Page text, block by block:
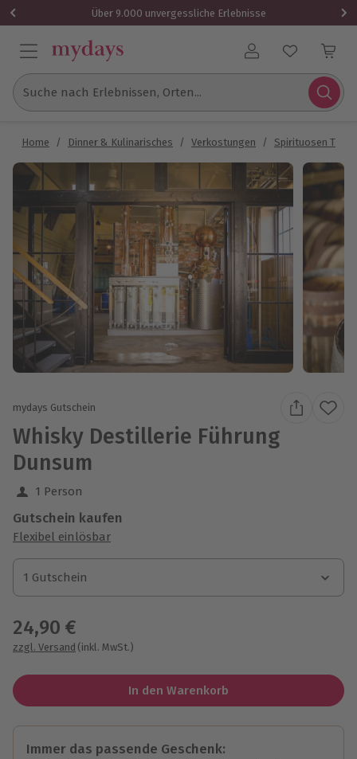
Über 9.000 unvergessliche Erlebnisse
Benutzerkonto
Suche nach Erlebnissen, Orten...
Home / Dinner & Kulinarisches / Verkostungen / Spirituosen
mydays Gutschein
Whisky Destillerie Führung
Dunsum
1 Person
Gutschein kaufen
Flexibel einlösbar
1 Gutschein
1 Gutschein
1 Gutschein
24,90 €
zzgl. Versand (inkl. MwSt.)
In den Warenkorb
Immer das passende Geschenk: